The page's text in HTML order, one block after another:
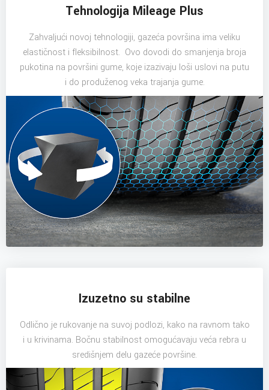
Tehnologija Mileage Plus
Zahvaljući novoj tehnologiji, gazeća površina ima veliku
elastičnost i fleksibilnost. Ovo dovodi do smanjenja broja
pukotina na površini gume, koje izazivaju loši uslovi na putu
i do produženog veka trajanja gume.
Izuzetno su stabilne
Odlično je rukovanje na suvoj podlozi, kako na ravnom tako
i u krivinama. Bočnu stabilnost omogućavaju veća rebra u
središnjem delu gazeće površine.